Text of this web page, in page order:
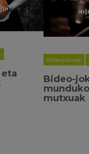
Bideojokoak
Bideo-
mutxuak